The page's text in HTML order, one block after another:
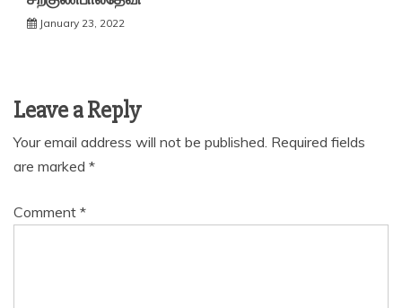
January 23, 2022
Leave a Reply
Your email address will not be published. Required fields
are marked *
Comment *